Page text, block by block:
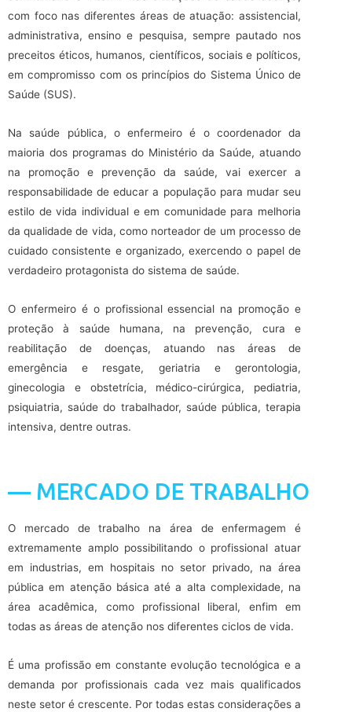
com foco nas diferentes áreas de atuação: assistencial,
administrativa, ensino e pesquisa, sempre pautado nos
preceitos éticos, humanos, científicos, sociais e políticos,
em compromisso com os princípios do Sistema Único de
Saúde (SUS).
Na saúde pública, o enfermeiro é o coordenador da
maioria dos programas do Ministério da Saúde, atuando
na promoção e prevenção da saúde, vai exercer a
responsabilidade de educar a população para mudar seu
estilo de vida individual e em comunidade para melhoria
da qualidade de vida, como norteador de um processo de
cuidado consistente e organizado, exercendo o papel de
verdadeiro protagonista do sistema de saúde.
O enfermeiro é o profissional essencial na promoção e
proteção à saúde humana, na prevenção, cura e
reabilitação de doenças, atuando nas áreas de
emergência e resgate, geriatria e gerontologia,
ginecologia e obstetrícia, médico-cirúrgica, pediatria,
psiquiatria, saúde do trabalhador, saúde pública, terapia
intensiva, dentre outras.
— MERCADO DE TRABALHO
O mercado de trabalho na área de enfermagem é
extremamente amplo possibilitando o profissional atuar
em industrias, em hospitais no setor privado, na área
pública em atenção básica até a alta complexidade, na
área acadêmica, como profissional liberal, enfim em
todas as áreas de atenção nos diferentes ciclos de vida.
É uma profissão em constante evolução tecnológica e a
demanda por profissionais cada vez mais qualificados
neste setor é crescente. Por todas estas considerações a